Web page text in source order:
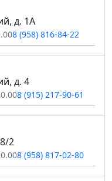
д. 1А
8 (958) 816-84-22
д. 4
8 (915) 217-90-61
2
8 (958) 817-02-80